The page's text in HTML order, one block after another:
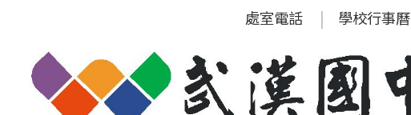
處室電話 學校行事曆